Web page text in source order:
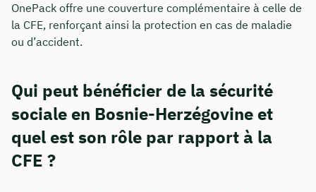
OnePack offre une couverture complémentaire à celle de
la CFE, renforçant ainsi la protection en cas de maladie
ou d’accident.
Qui peut bénéficier de la sécurité
sociale en Bosnie-Herzégovine et
quel est son rôle par rapport à la
CFE ?